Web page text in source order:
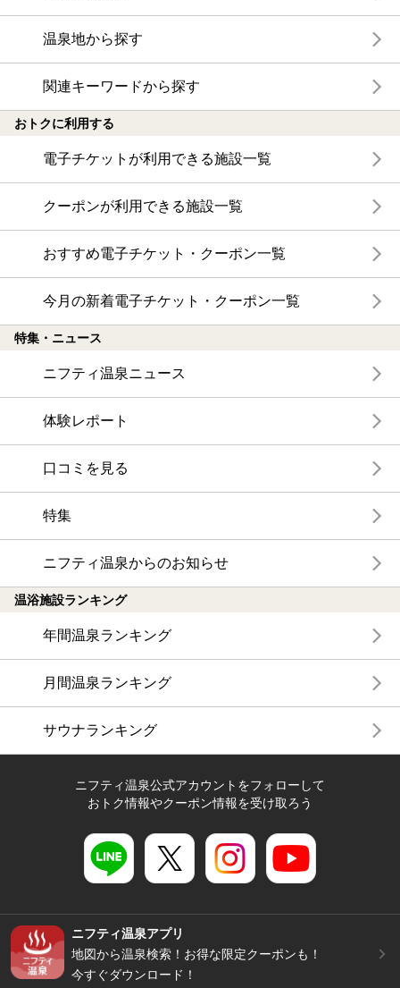
温泉地から探す
関連キーワードから探す
おトクに利用する
電子チケットが利用できる施設一覧
クーポンが利用できる施設一覧
おすすめ電子チケット・クーポン一覧
今月の新着電子チケット・クーポン一覧
特集・ニュース
ニフティ温泉ニュース
体験レポート
口コミを見る
特集
ニフティ温泉からのお知らせ
温浴施設ランキング
年間温泉ランキング
月間温泉ランキング
サウナランキング
ニフティ温泉公式アカウントをフォローして
おトク情報やクーポン情報を受け取ろう
ニフティ温泉アプリ
地図から温泉検索！お得な限定クーポンも！
今すぐダウンロード！